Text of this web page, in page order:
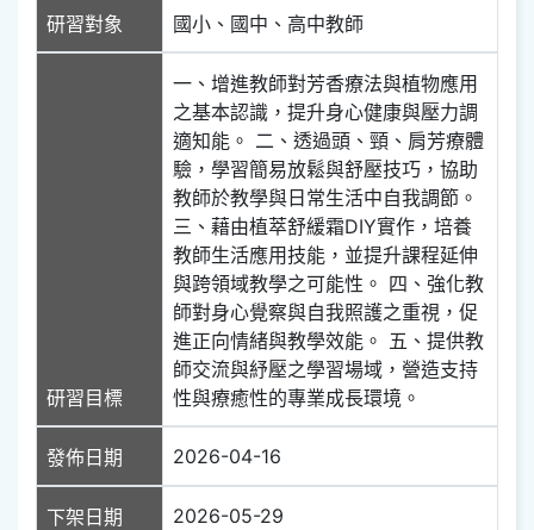
研習對象 國小、國中、高中教師
研習目標
一、增進教師對芳香療法與植物應用
之基本認識，提升身心健康與壓力調
適知能。 二、透過頭、頸、肩芳療體
驗，學習簡易放鬆與舒壓技巧，協助
教師於教學與日常生活中自我調節。
三、藉由植萃舒緩霜DIY實作，培養
教師生活應用技能，並提升課程延伸
與跨領域教學之可能性。 四、強化教
師對身心覺察與自我照護之重視，促
進正向情緒與教學效能。 五、提供教
師交流與紓壓之學習場域，營造支持
性與療癒性的專業成長環境。
發佈日期 2026-04-16
下架日期 2026-05-29